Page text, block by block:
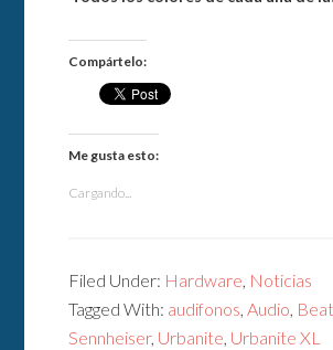
Compártelo:
Me gusta esto:
Cargando...
Filed Under: Hardware, Noticias
Tagged With: audifonos,Audio,
Sennheiser, Urbanite, Urbanite XL